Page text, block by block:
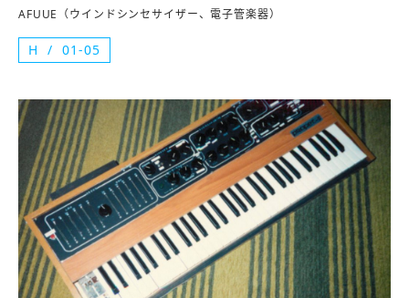
AFUUE（ウインドシンセサイザー、電子管楽器）
H 01-05